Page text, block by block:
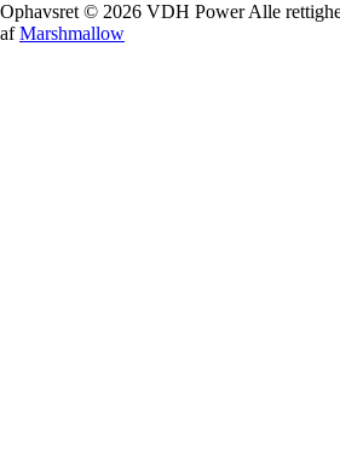
Ophavsret © 2026 VDH Power Alle
afMarshmallow